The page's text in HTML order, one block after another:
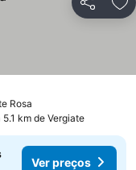
Partilhar
Rosa
km de Vergiate
Ver preços